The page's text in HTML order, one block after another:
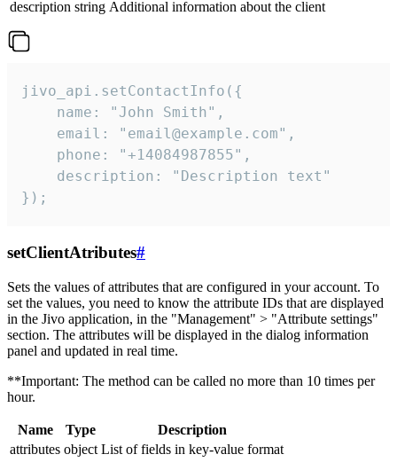
description string Additional information about the client
jivo_api.setContactInfo({
    name: "John Smith",
    email: "email@example.com",
    phone: "+14084987855",
    description: "Description text"
});
setClientAtributes#
Sets the values ​​of attributes that are configured in your account. To
set the values, you need to know the attribute IDs that are displayed
in the Jivo application, in the "Management" > "Attribute settings"
section. The attributes will be displayed in the dialog information
panel and updated in real time.
**Important: The method can be called no more than 10 times per
hour.
Name Type
Description
attributes object List of fields in key-value format